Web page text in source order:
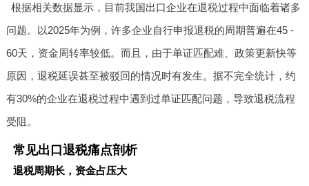
根据相关数据显示，目前我国出口企业在退税过程中面临着诸多
问题。以2025年为例，许多企业自行申报退税的周期普遍在45 -
60天，资金周转率较低。而且，由于单证匹配难、政策更新快等
原因，退税延误甚至被驳回的情况时有发生。据不完全统计，约
有30%的企业在退税过程中遇到过单证匹配问题，导致退税流程
受阻。
常见出口退税痛点剖析
退税周期长，资金占压大